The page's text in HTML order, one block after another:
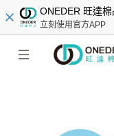
ONEDER 旺達棉
立刻使用官方APP